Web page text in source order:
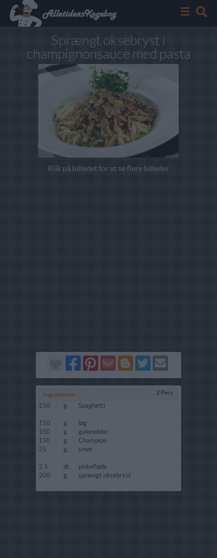
Sprængt oksebryst i
champignonsauce med pasta
Klik på billedet for at se flere billeder
Del
på
Del
på
Send
via
Del
på
Del
på
Send
Ingredienser 2 Pers.
250 g. Spaghetti
150 g.
løg
150
g.
gulerødder
150
g.
Champion
25
g. smør
2.5 dl.
piskefløde
200
g. sprængt oksebryst